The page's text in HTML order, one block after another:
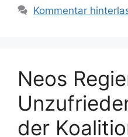
Kommentar
Neos
der